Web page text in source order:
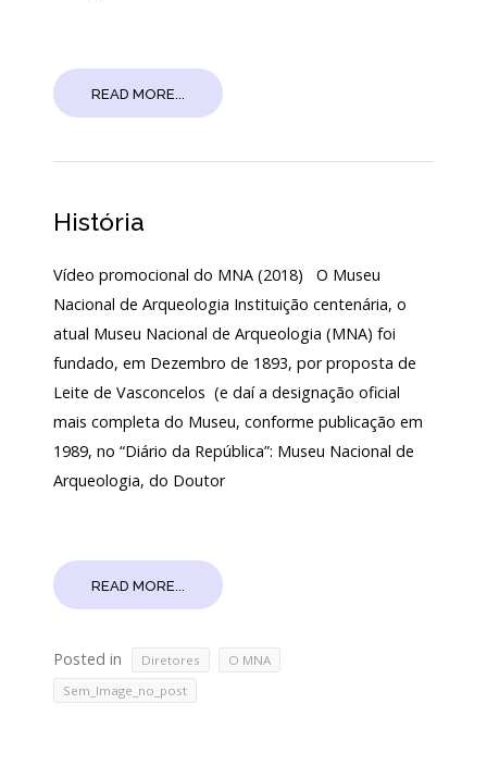
READ MORE...
História
Vídeo promocional do MNA (2018) O Museu
Nacional de Arqueologia Instituição centenária, o
atual Museu Nacional de Arqueologia (MNA) foi
fundado, em Dezembro de 1893, por proposta de
Leite de Vasconcelos (e daí a designação oficial
mais completa do Museu, conforme publicação em
1989, no “Diário da República”: Museu Nacional de
Arqueologia, do Doutor
READ MORE...
Posted in Diretores O MNA
Sem_Image_no_post